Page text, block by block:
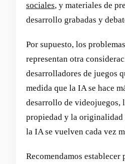
sociales, y materiales de
desarrollo grabadas y
Por supuesto, los
representan otra
desarrolladores de juegos
medida que la IA se hace
desarrollo de videojuegos,
propiedad y la
la IA se vuelven cada vez
Recomendamos